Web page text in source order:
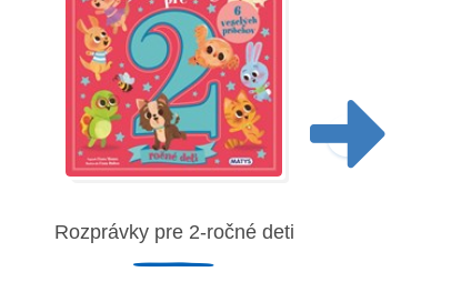
Rozprávky pre 2-ročné deti